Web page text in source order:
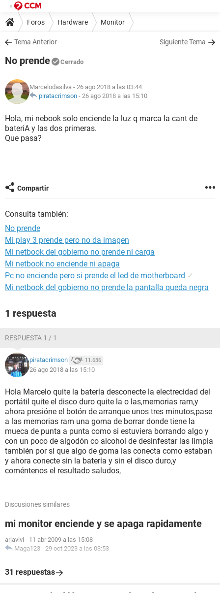
Foros Hardware Monitor
Tema Anterior Siguiente Tema
No prende Cerrado
Marcelodasilva - 26 ago 2018 a las 03:44
piratacrimson - 26 ago 2018 a las 15:10
Hola, mi nebook solo enciende la luz q marca la cant de
bateriA y las dos primeras.
Que pasa?
Compartir
Consulta también:
No prende
Mi play 3 prende pero no da imagen
Mi netbook del gobierno no prende ni carga
Mi netbook no enciende ni apaga
Pc no enciende pero si prende el led de motherboard ✓
Mi netbook del gobierno no prende la pantalla queda negra
1 respuesta
RESPUESTA 1 / 1
piratacrimson 11.636
26 ago 2018 a las 15:10
Hola Marcelo quite la batería desconecte la electrecidad del
portátil quite el disco duro quite la o las,memorias ram,y
ahora presióne el botón de arranque unos tres minutos,pase
a las memorias ram una goma de borrar donde tiene la
mueca de punta a punta como si estuviera borrando algo y
con un poco de algodón co alcohol de desinfestar las limpia
también por si que algo de goma las conecta como estaban
y ahora conecte sin la batería y sin el disco duro,y
coméntenos el resultado saludos,
Discusiones similares
mi monitor enciende y se apaga rapidamente
arjavivi - 11 abr 2009 a las 15:08
Maga123 - 29 oct 2023 a las 03:53
31 respuestas